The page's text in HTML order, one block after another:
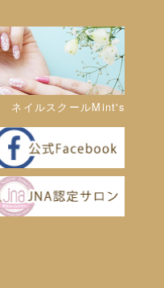
ネイルスクールMint's